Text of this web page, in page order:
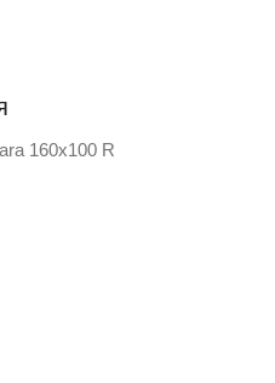
160x100 R